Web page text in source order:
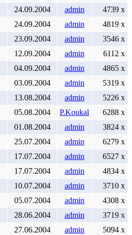
24.09.2004 admin
4739 x
24.09.2004 admin
4819 x
23.09.2004 admin
3546 x
12.09.2004 admin
6112 x
04.09.2004 admin
4865 x
03.09.2004 admin
5319 x
13.08.2004 admin
5226 x
05.08.2004 P.Koukal
6288 x
01.08.2004 admin
3824 x
25.07.2004 admin
6279 x
17.07.2004 admin
6527 x
17.07.2004 admin
4834 x
10.07.2004 admin
3710 x
05.07.2004 admin
4308 x
28.06.2004 admin
3719 x
27.06.2004 admin
5094 x